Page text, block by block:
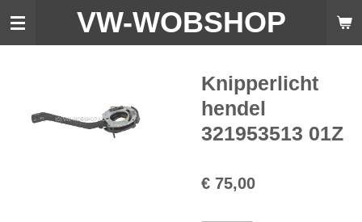
Ga
VW-WOBSHOP
Knipperlicht
hendel
321953513 01Z
€ 75,00